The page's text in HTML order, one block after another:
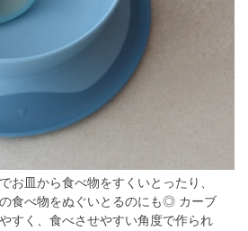
お皿から食べ物をすくいとったり、
食べ物をぬぐいとるのにも◎ カーブ
すく、食べさせやすい角度で作られ